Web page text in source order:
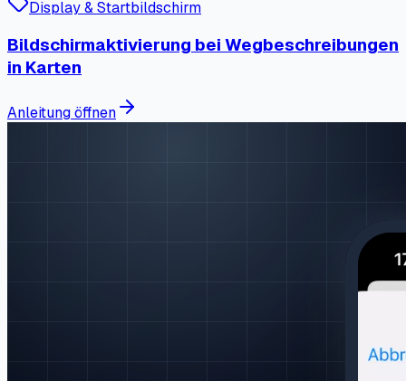
Display & Startbildschirm
Bildschirmaktivierung bei Wegbeschreibungen
in Karten
Anleitung öffnen